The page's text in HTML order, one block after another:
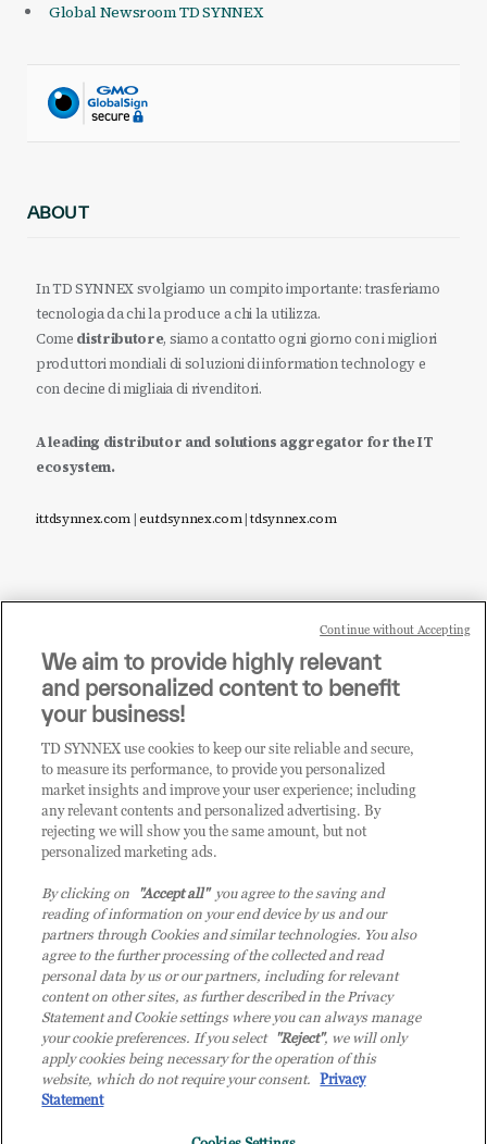
Global Newsroom TD SYNNEX
ABOUT
In TD SYNNEX svolgiamo un compito importante: trasferiamo
tecnologia da chi la produce a chi la utilizza.
Come distributore, siamo a contatto ogni giorno con i migliori
produttori mondiali di soluzioni di information technology e
con decine di migliaia di rivenditori.
A leading distributor and solutions aggregator for the IT
ecosystem.
it.tdsynnex.com|eu.tdsynnex.com|tdsynnex.com
Sei un rivenditore di tecnologia e desideri acquistare
i prodotti o le soluzioni trattate sul blog?
CLICCA QUI E DIVENTA
CLIENTE TD SYNNEX
© 2026 TD SYNNEX Italy S.r.l. - Sede legale: via Luigi Russolo 9, 20138 Milano
(MI) - Numero di iscrizione al Registro delle Imprese di Milano e Codice Fiscale:
07092780159 - P.IVA: 07092780159 - Eur 12.569.000,00 i.v - TD SYNNEX e TD
We aim to provide highly relevant
and personalized content to benefit
your business!
TD SYNNEX use cookies to keep our site reliable and secure,
to measure its performance, to provide you personalized
market insights and improve your user experience; including
any relevant contents and personalized advertising. By
rejecting we will show you the same amount, but not
personalized marketing ads.
By clicking on "Accept all"you agree to the saving and
reading of information on your end device by us and our
partners through Cookies and similar technologies. You also
agree to the further processing of the collected and read
personal data by us or our partners, including for relevant
content on other sites, as further described in the Privacy
Statement and Cookie settings where you can always manage
your cookie preferences. If you select "Reject", we will only
apply cookies being necessary for the operation of this
website, which do not require your consent. Privacy
Statement
Continue without Accepting